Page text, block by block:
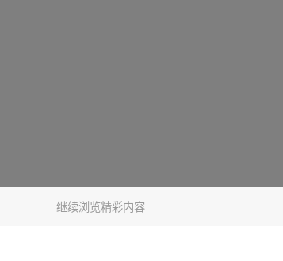
继续浏览精彩内容